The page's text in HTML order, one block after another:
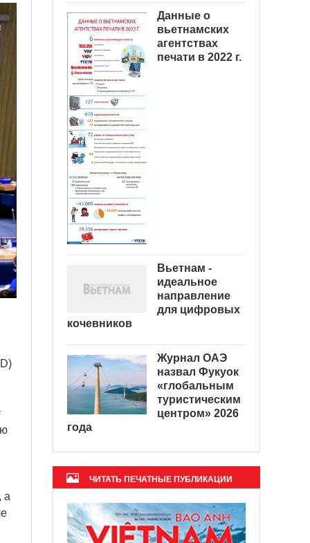
а
Данные о
вьетнамских
агентствах
печати в 2022 г.
Вьетнам -
идеальное
направление
для цифровых
кочевников
Журнал ОАЭ
назвал Фукуок
«глобальным
туристическим
центром» 2026
года
ЧИТАТЬ ПЕЧАТНЫЕ ПУБЛИКАЦИИ